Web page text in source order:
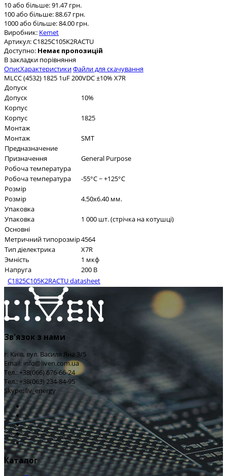
10 або більше: 91.47 грн.
100 або більше: 88.67 грн.
1000 або більше: 84.00 грн.
Виробник: Kemet
Артикул:C1825C105K2RACTU
Доступно: Немає пропозицій
В закладки порівняння
ОписХарактеристикиФайли для скачування
MLCC (4532) 1825 1uF 200VDC ±10% X7R
Допуск
Допуск
10%
Корпус
Корпус
1825
Монтаж
Монтаж
SMT
Предназначение
Призначення
General Purpose
Робоча температура
Робоча температура
-55°C ~ +125°C
Розмір
Розмір
4.50x6.40 мм.
Упаковка
Упаковка
1 000 шт. (стрічка на котушці)
Основні
Метричний типорозмір4564
Тип діелектрика
X7R
Эмність
1 мкф
Напруга
200 В
C1825C105K2RACTU datasheet
Зв'язок з нами
г. Київ, вул. Василя Яна 3/5
Email: info@liven.com.ua
Тел.: +38(066) 676-66-24
Тел.: +38(063) 234-84-95
Skype: liv_energy
Каталог